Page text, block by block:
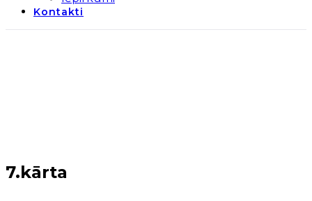
Kontakti
7.kārta